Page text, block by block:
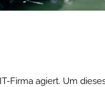
Firma agiert. Um